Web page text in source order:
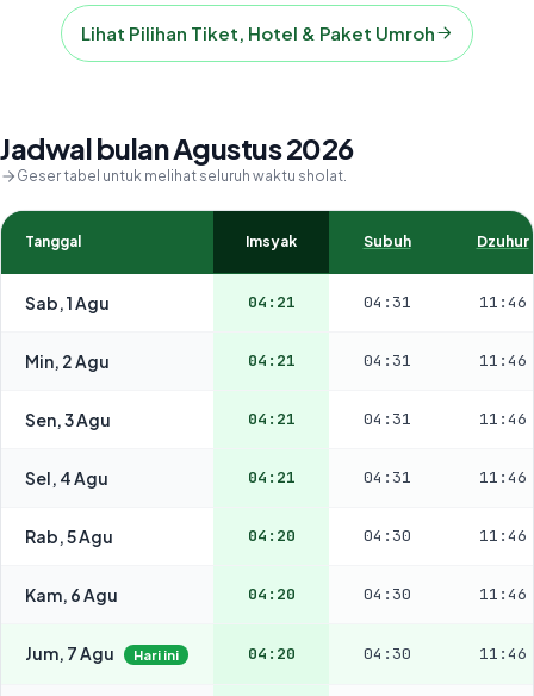
Lihat Pilihan Tiket, Hotel & Paket Umroh
Jadwal bulan Agustus 2026
Geser tabel untuk melihat seluruh waktu sholat.
Tanggal Imsyak Subuh Dzuhur
Sab, 1 Agu 04:21 04:31 11:46
Min, 2 Agu 04:21 04:31 11:46
Sen, 3 Agu 04:21 04:31 11:46
Sel, 4 Agu 04:21 04:31 11:46
Rab, 5 Agu 04:20 04:30 11:46
Kam, 6 Agu 04:20 04:30 11:46
Jum, 7 Agu Hari ini 04:20 04:30 11:46